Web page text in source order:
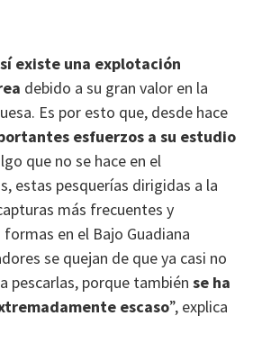
sí existe una explotación
debido a su gran valor en la
Es por esto que, desde hace
esfuerzos a su estudio
que no se hace en el
estas pesquerías dirigidas a la
más frecuentes y
en el Bajo Guadiana
se quejan de que ya casi no
pescarlas, porque también se ha
escaso”, explica